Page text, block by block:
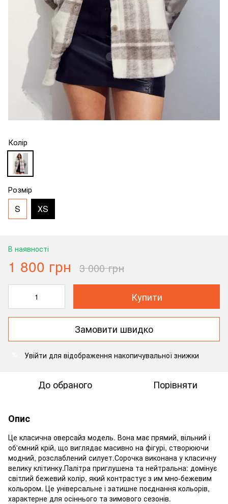
Колір
Розмір
S ХS
В наявності
1 800 грн 3 000 грн
Купити
Замовити швидко
Увійти для відображення накопичувальної знижки
До обраного Порівняти
Опис
Це класична оверсайз модель. Вона має прямий, вільний і
об'ємний крій, що виглядає масивно на фігурі, створюючи
модний, розслаблений силует.Сорочка виконана у класичну
велику клітинку.Палітра приглушена та нейтральна: домінує
світлий бежевий колір, який контрастує з им мно-бежевим
кольором. Це універсальне і затишне поєднання кольорів,
характерне для осіннього та зимового сезонів.